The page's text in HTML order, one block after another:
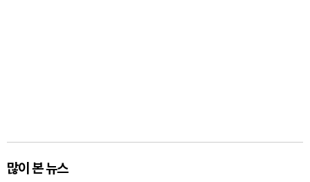
많이 본 뉴스